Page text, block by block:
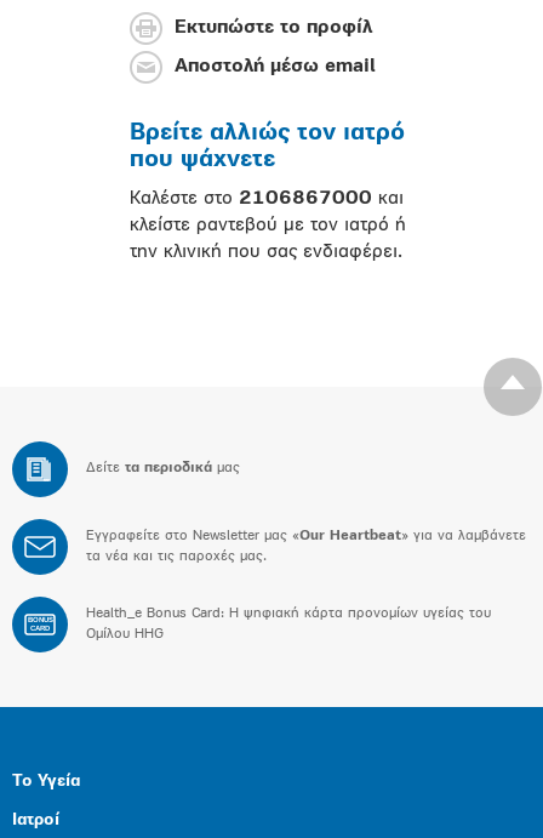
Εκτυπώστε το προφίλ
Αποστολή μέσω email
Βρείτε αλλιώς τον ιατρό
που ψάχνετε
Καλέστε στο 2106867000 και
κλείστε ραντεβού με τον ιατρό ή
την κλινική που σας ενδιαφέρει.
Δείτε τα περιοδικά μας
Εγγραφείτε στο Newsletter μας «Our Heartbeat» για να λαμβάνετε
τα νέα και τις παροχές μας.
BONUS
CARD
Health_e Bonus Card: H ψηφιακή κάρτα προνομίων υγείας του
Ομίλου HHG
Το Υγεία
Ιατροί